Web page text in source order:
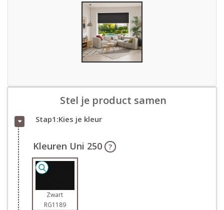
Stel je product samen
Stap1:Kies je kleur
Kleuren Uni 250 ?
Zwart
RG1189